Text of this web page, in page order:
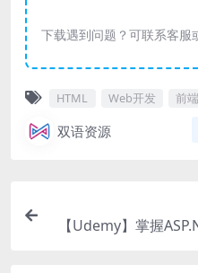
下载遇到问题？可联系客服
HTML Web开发 前
双语资源
【Udemy】掌握